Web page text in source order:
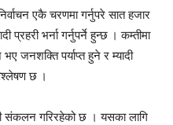
एकै चरणमा गर्नुपरे सात हजार
प्रहरी भर्ना गर्नुपर्ने हुन्छ । कम्तीमा
जनशक्ति पर्याप्त हुने र म्यादी
छ ।
संकलन गरिरहेको छ । यसका लागि